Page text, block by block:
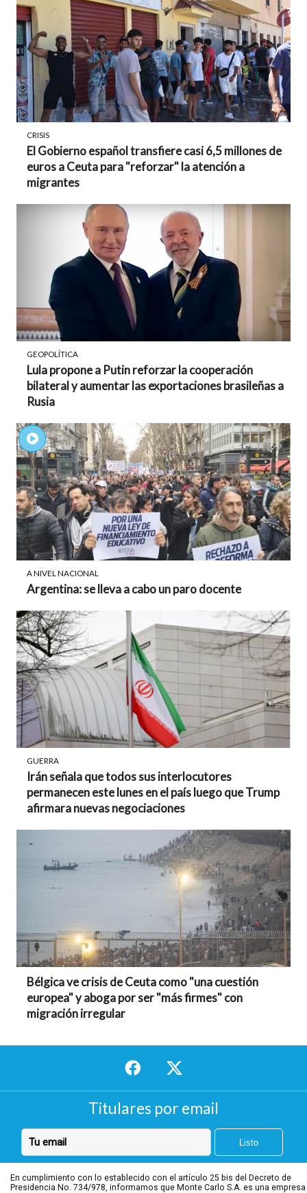
CRISIS
El Gobierno español transfiere casi 6,5 millones de
euros a Ceuta para "reforzar" la atención a
migrantes
GEOPOLÍTICA
Lula propone a Putin reforzar la cooperación
bilateral y aumentar las exportaciones brasileñas a
Rusia
A NIVEL NACIONAL
Argentina: se lleva a cabo un paro docente
GUERRA
Irán señala que todos sus interlocutores
permanecen este lunes en el país luego que Trump
afirmara nuevas negociaciones
Bélgica ve crisis de Ceuta como "una cuestión
europea" y aboga por ser "más firmes" con
migración irregular
Titulares por email
En cumplimiento con lo establecido con el artículo 25 bis del Decreto de
Presidencia No. 734/978, informamos que Monte Carlo S.A. es una empresa